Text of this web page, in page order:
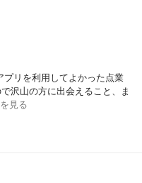
リを利用してよかった点業
沢山の方に出会えること、ま
見る